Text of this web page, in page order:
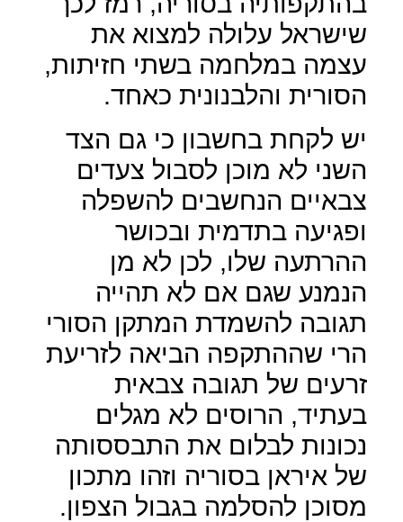
שישראל עלולה למצוא את
עצמה במלחמה בשתי חזיתות,
הסורית והלבנונית כאחד.
יש לקחת בחשבון כי גם הצד
השני לא מוכן לסבול צעדים
צבאיים הנחשבים להשפלה
ופגיעה בתדמית ובכושר
ההרתעה שלו, לכן לא מן
הנמנע שגם אם לא תהייה
תגובה להשמדת המתקן הסורי
הרי שההתקפה הביאה לזריעת
זרעים של תגובה צבאית
בעתיד, הרוסים לא מגלים
נכונות לבלום את התבססותה
של איראן בסוריה וזהו מתכון
מסוכן להסלמה בגבול הצפון.